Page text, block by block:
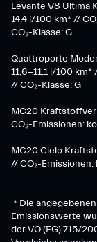
​Levante V8 Ultima
14,4 l/100 km* //
CO₂-Klasse: G
Quattroporte
11,6-11,1 l/100
// CO₂-Klasse: G
MC20
CO₂-Emissionen:
MC20 Cielo
// CO₂-
* Die
Emissionswerte
der VO (EG) 715/